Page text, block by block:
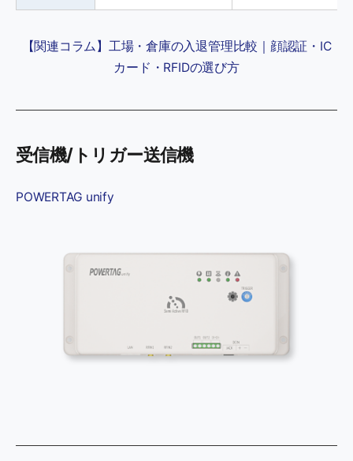
【関連コラム】工場・倉庫の入退管理比較｜顔認証・IC
カード・RFIDの選び方
受信機/トリガー送信機
POWERTAG unify